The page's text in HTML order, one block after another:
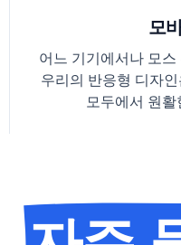
모
어느 기기에서나 모
우리의 반응형 디자
모두에서 원